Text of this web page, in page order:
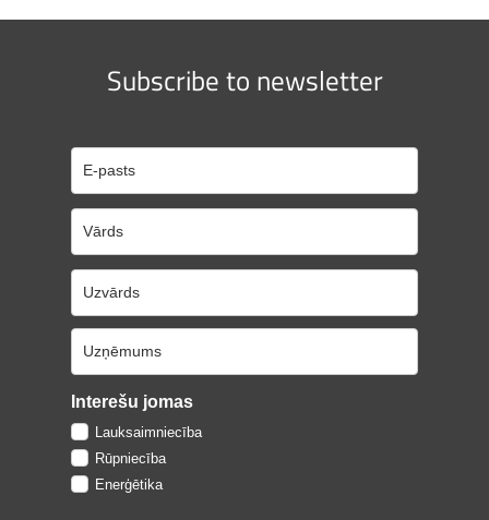
Subscribe to newsletter
Interešu jomas
Lauksaimniecība
Rūpniecība
Enerģētika